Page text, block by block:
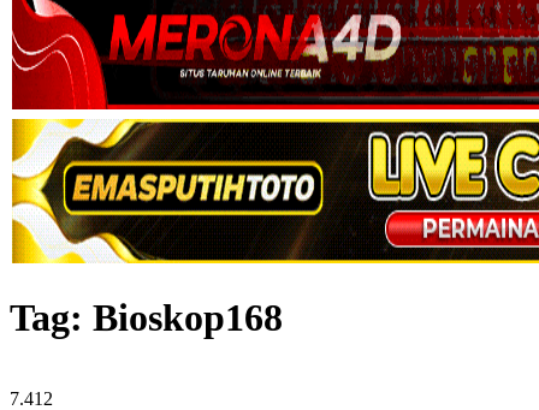
Tag: Bioskop168
7.412